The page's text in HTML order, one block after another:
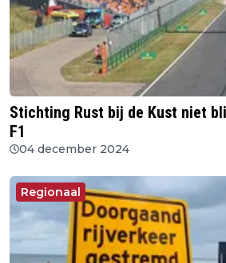
Stichting Rust bij de Kust niet
F1
04 december 2024
Regionaal